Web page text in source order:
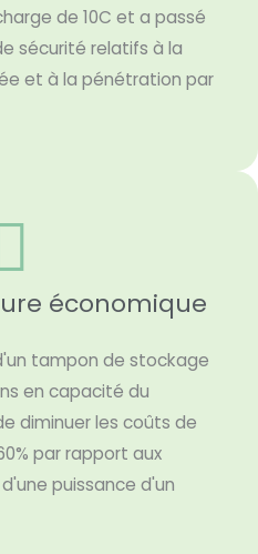
de 10C et a passé
sécurité relatifs à la
et à la pénétration par
économique
tampon de stockage
en capacité du
diminuer les coûts de
par rapport aux
puissance d'un